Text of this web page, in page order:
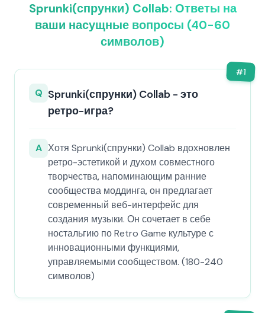
Sprunki(спрунки) Collab: Ответы на
ваши насущные вопросы (40-60
символов)
#1
Q Sprunki(спрунки) Collab - это
ретро-игра?
A Хотя Sprunki(спрунки) Collab вдохновлен
ретро-эстетикой и духом совместного
творчества, напоминающим ранние
сообщества моддинга, он предлагает
современный веб-интерфейс для
создания музыки. Он сочетает в себе
ностальгию по Retro Game культуре с
инновационными функциями,
управляемыми сообществом. (180-240
символов)